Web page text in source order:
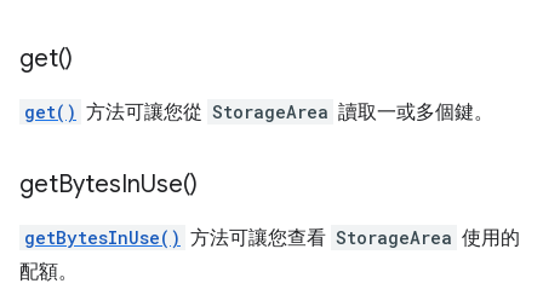
get()
get() 方法可讓您從 StorageArea 讀取一或多個鍵。
getBytesInUse()
getBytesInUse() 方法可讓您查看 StorageArea 使用的
配額。